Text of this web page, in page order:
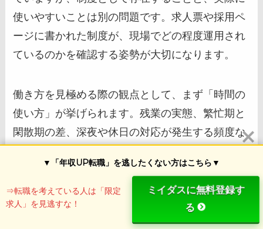
使いやすいことは別の問題です。求人票や採用ペ
ージに書かれた制度が、現場でどの程度運用され
ているのかを確認する姿勢が大切になります。
働き方を見極める際の観点として、まず「時間の
使い方」が挙げられます。残業の実態、繁忙期と
閑散期の差、深夜や休日の対応が発生する頻度な
す。次に「場所の自由度」です。リモート勤務が
可能な場合でも、週に何日出社が求められるの
か、常駐先の方針に左右されるのかといった点
は、入社後の生活に直結します。さらに「学習の
▼「年収UP転職」を逃したくない方はこちら▼
⇒転職を考えている人は「限定
求人」を見逃すな！
ミイダスに無料登録す
る